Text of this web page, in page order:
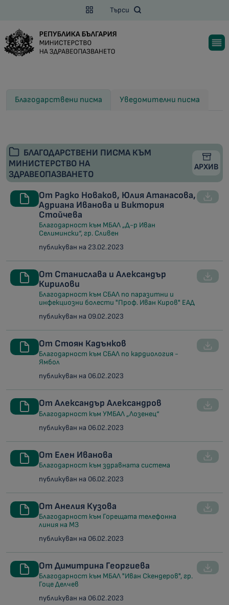
Търси
Благодарствени писма Уведомителни писма
БЛАГОДАРСТВЕНИ ПИСМА КЪМ
МИНИСТЕРСТВО НА
ЗДРАВЕОПАЗВАНЕТО
АРХИВ
От Радко Новаков, Юлия Атанасова,
Адриана Иванова и Виктория
Стойчева
Благодарност към МБАЛ „Д-р Иван
Селимински“, гр. Сливен
публикуван на 23.02.2023
От Станислава и Александър
Кирилови
Благодарност към СБАЛ по паразитни и
инфекциозни болести "Проф. Иван Киров" ЕАД
публикуван на 09.02.2023
От Стоян Кадънков
Благодарност към СБАЛ по кардиология -
Ямбол
публикуван на 06.02.2023
От Александър Александров
Благодарност към УМБАЛ „Лозенец“
публикуван на 06.02.2023
От Елен Иванова
Благодарност към здравната система
публикуван на 06.02.2023
От Анелия Кузова
Благодарност към Горещата телефонна
линия на МЗ
публикуван на 06.02.2023
От Димитрина Георгиева
Благодарност към МБАЛ "Иван Скендеров", гр.
Гоце Делчев
публикуван на 06.02.2023